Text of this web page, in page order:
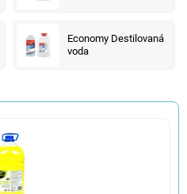
Economy Destilovaná
voda